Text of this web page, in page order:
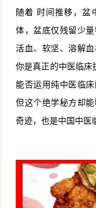
随着 时间推移，盆
体，盆底仅残留少
活血、软坚、溶解
你是真正的中医临床
能否运用纯中医临床
但这个绝学秘方却
奇迹，也是中国中医